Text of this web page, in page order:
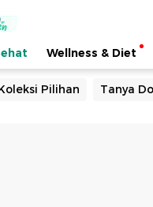
Wellness & Diet
Pilihan Tanya